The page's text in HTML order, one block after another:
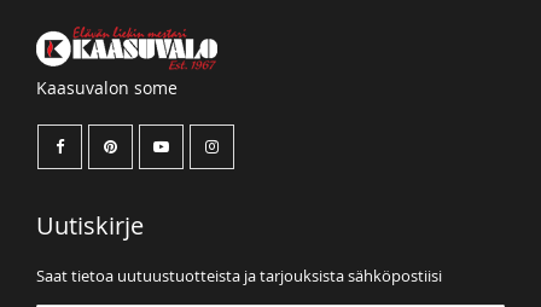
Kaasuvalon some
Uutiskirje
Saat tietoa uutuustuotteista ja tarjouksista sähköpostiisi